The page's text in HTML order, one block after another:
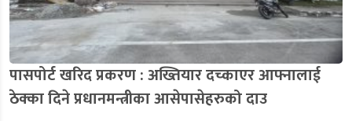
पासपोर्ट खरिद प्रकरण : अख्तियार दच्काएर आफ्नालाई
ठेक्का दिने प्रधानमन्त्रीका आसेपासेहरुको दाउ